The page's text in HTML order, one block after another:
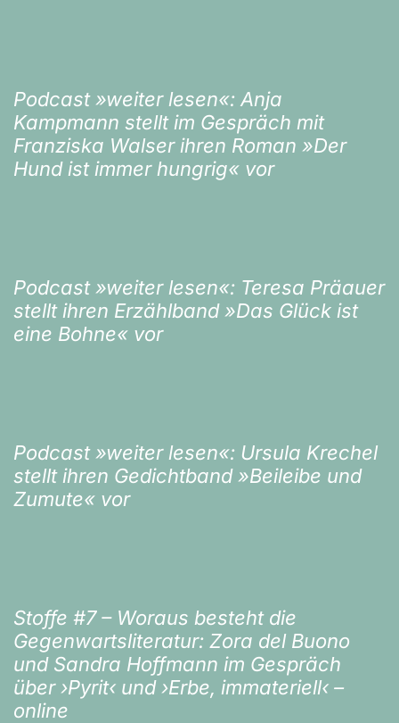
Podcast »weiter lesen«: Anja
Kampmann stellt im Gespräch mit
Franziska Walser ihren Roman »Der
Hund ist immer hungrig« vor
Podcast »weiter lesen«: Teresa Präauer
stellt ihren Erzählband »Das Glück ist
eine Bohne« vor
Podcast »weiter lesen«: Ursula Krechel
stellt ihren Gedichtband »Beileibe und
Zumute« vor
Stoffe #7 – Woraus besteht die
Gegenwartsliteratur: Zora del Buono
und Sandra Hoffmann im Gespräch
über ›Pyrit‹ und ›Erbe, immateriell‹ –
online